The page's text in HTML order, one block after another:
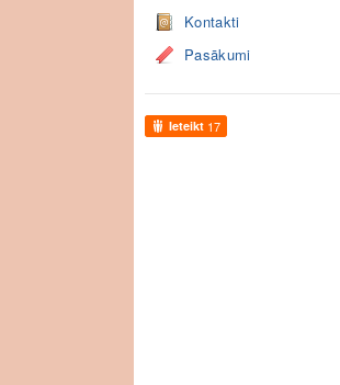
Kontakti
Pasākumi
Ieteikt 17